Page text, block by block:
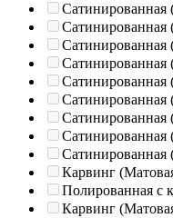
Сатинированная
Сатинированная
Сатинированная
Сатинированная
Сатинированная
Сатинированная
Сатинированная
Сатинированная
Сатинированная
Карвинг
Полированная c
Карвинг